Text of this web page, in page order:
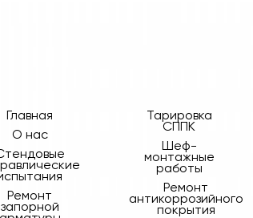
Главная
О нас
Ремонт
запорной
Тарировка
СППК
Шеф-
монтажные
работы
Ремонт
антикоррозийного
покрытия